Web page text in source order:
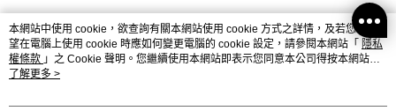
熱門標籤
本網站中使用 cookie，欲查詢有關本網站使用 cookie 方式之詳情，及若您不希
望在電腦上使用 cookie 時應如何變更電腦的 cookie 設定，請參閱本網站「 隱私
權條款 」之 Cookie 聲明。您繼續使用本網站即表示您同意本公司得按本網站使
用條款之 Cookie 聲明使用 cookie。
了解更多 >